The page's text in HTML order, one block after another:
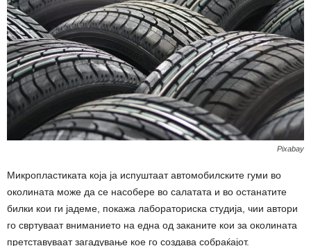
Pixabay
Микропластиката која ја испуштаат автомобилските гуми во
околината може да се насобере во салатата и во останатите
билки кои ги јадеме, покажа лабораториска студија, чии автори
го свртуваат вниманието на една од заканите кои за околината
претставуваат загадување кое го создава собраќајот.